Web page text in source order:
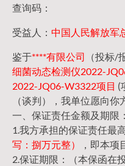
查询码：
受益人： 中国人民解放军
鉴于****有限公司 （投标/
细菌动态检测仪2022-
2022-JQ06-W3322项目 (
（谈判），我单位愿向你
一、保证责任金额及期限：
1.我方承担的保证责任最
写：捌万元整）
，即本项
2.保证期限：（本保函在